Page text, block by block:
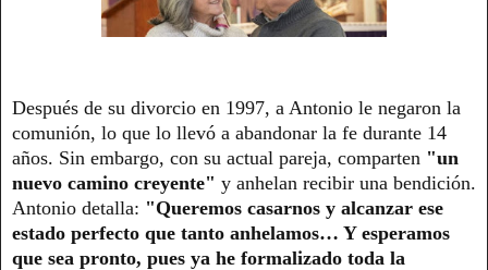
Después de su divorcio en 1997, a Antonio le negaron la
comunión, lo que lo llevó a abandonar la fe durante 14
años. Sin embargo, con su actual pareja, comparten "un
nuevo camino creyente" y anhelan recibir una bendición.
Antonio detalla: "Queremos casarnos y alcanzar ese
estado perfecto que tanto anhelamos… Y esperamos
que sea pronto, pues ya he formalizado toda la